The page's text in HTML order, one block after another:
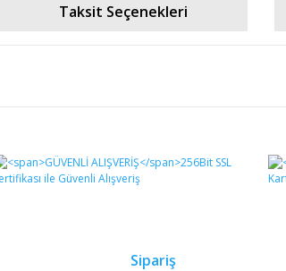
Taksit Seçenekleri
siz yapın!
Sipariş